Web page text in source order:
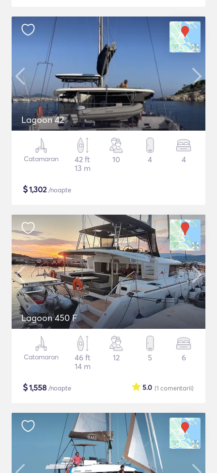
Lagoon 42
Catamaran
42 ft
13 m
10 4 4
$1,302/noapte
Lagoon 450 F
Catamaran
46 ft
14 m
12 5 6
$1,558 /noapte (1 comentarii)
5.0